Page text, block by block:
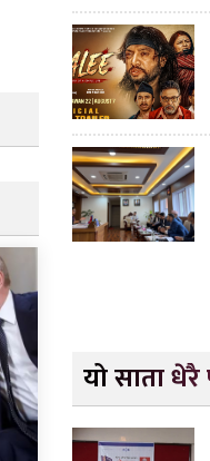
यो साता